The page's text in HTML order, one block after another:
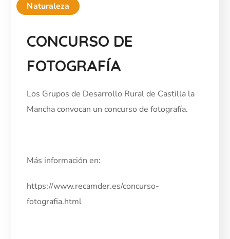
Naturaleza
CONCURSO DE
FOTOGRAFÍA
Los Grupos de Desarrollo Rural de Castilla la
Mancha convocan un concurso de fotografía.
Más información en:
https://www.recamder.es/concurso-
fotografia.html